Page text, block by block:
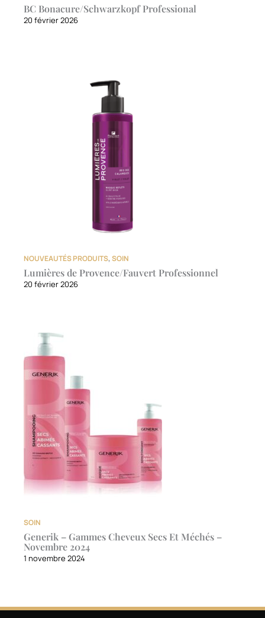
BC Bonacure/Schwarzkopf Professional
20 février 2026
NOUVEAUTÉS PRODUITS,SOIN
Lumières de Provence/Fauvert Professionnel
20 février 2026
SOIN
Generik – Gammes Cheveux Secs Et Méchés –
Novembre 2024
1 novembre 2024